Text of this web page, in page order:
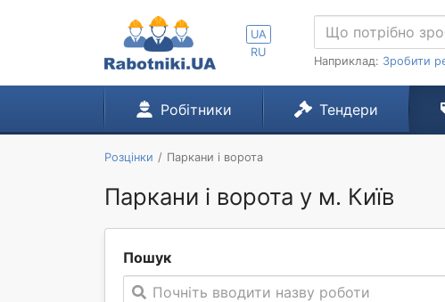
UA
RU
Наприклад: Зробити
Робітники Тендери
Розцінки Паркани і ворота
Паркани і ворота у м. Київ
Пошук
Почніть вводити назву роботи